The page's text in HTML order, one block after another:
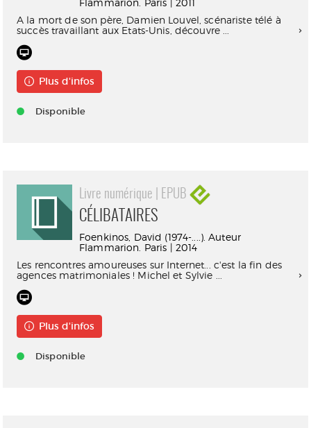
Flammarion. Paris | 2011
A la mort de son père, Damien Louvel, scénariste télé à
succès travaillant aux Etats-Unis, découvre ...
Plus d'infos
Disponible
Livre numérique | EPUB
CÉLIBATAIRES
Foenkinos, David (1974-....). Auteur
Flammarion. Paris | 2014
Les rencontres amoureuses sur Internet... c'est la fin des
agences matrimoniales ! Michel et Sylvie ...
Plus d'infos
Disponible